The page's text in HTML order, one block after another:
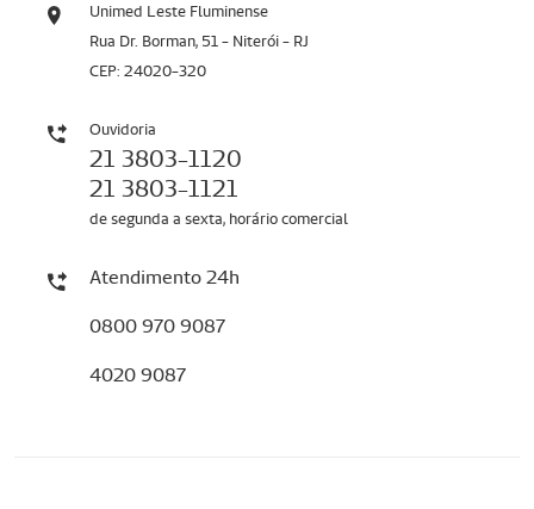
Unimed Leste Fluminense
Rua Dr. Borman, 51 - Niterói - RJ
CEP: 24020-320
Ouvidoria
21 3803-1120
21 3803-1121
de segunda a sexta, horário comercial
Atendimento 24h
0800 970 9087
4020 9087